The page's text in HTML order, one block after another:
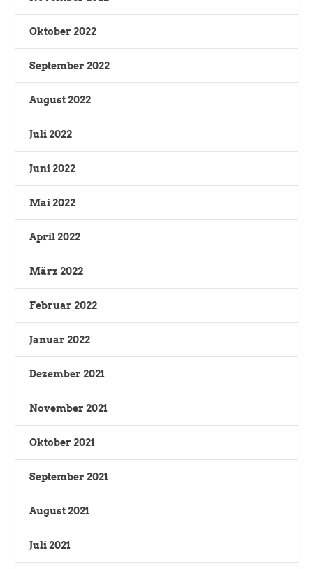
Oktober 2022
September 2022
August 2022
Juli 2022
Juni 2022
Mai 2022
April 2022
März 2022
Februar 2022
Januar 2022
Dezember 2021
November 2021
Oktober 2021
September 2021
August 2021
Juli 2021